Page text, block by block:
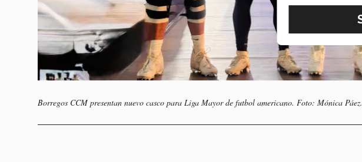
Borregos CCM presentan nuevo casco para Liga Mayor de futbol americano. Foto: Mónica Páez.